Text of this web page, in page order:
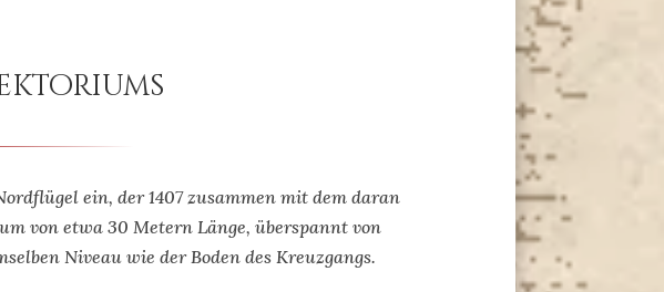
ein, der 1407 zusammen mit dem daran
von etwa 30 Metern Länge, überspannt von
Niveau wie der Boden des Kreuzgangs.